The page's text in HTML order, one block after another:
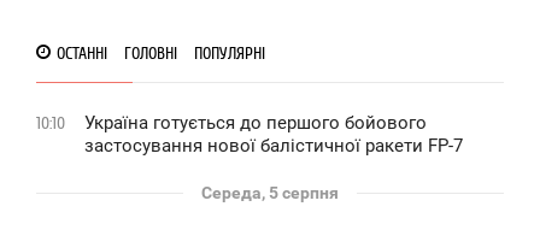
ОСТАННІ ГОЛОВНІ ПОПУЛЯРНІ
10:10
Україна готується до першого бойового
застосування нової балістичної ракети FP-7
Середа, 5 серпня